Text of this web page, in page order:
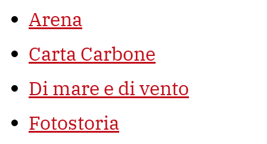
Arena
Carta Carbone
Di mare e di vento
Fotostoria